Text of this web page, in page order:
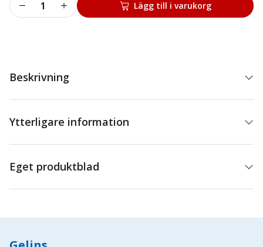
220
Lägg till i varukorg
Beskrivning
Ytterligare information
Eget produktblad